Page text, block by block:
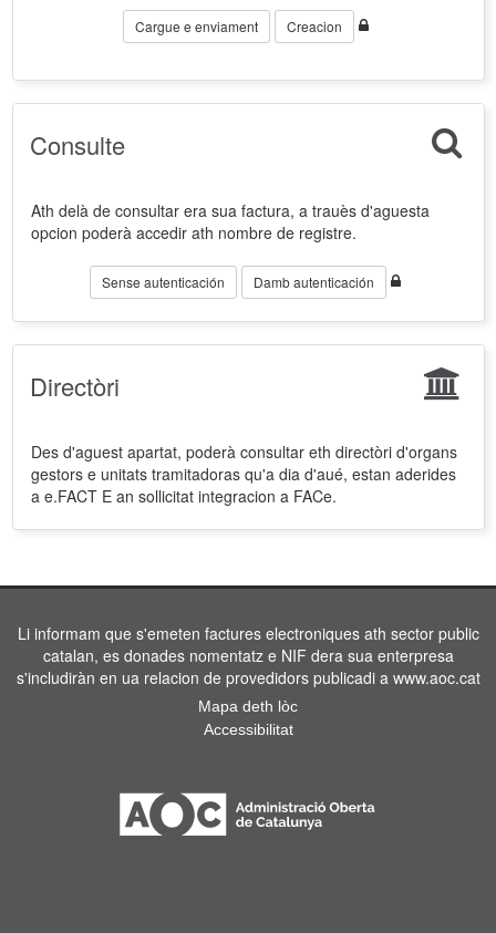
Cargue e enviament Creacion
Consulte
Ath delà de consultar era sua factura, a trauès d'aguesta
opcion poderà accedir ath nombre de registre.
Sense autenticación Damb autenticación
Directòri
Des d'aguest apartat, poderà consultar eth directòri d'organs
gestors e unitats tramitadoras qu'a dia d'aué, estan aderides
a e.FACT E an sollicitat integracion a FACe.
Li informam que s'emeten factures electroniques ath sector public
catalan, es donades nomentatz e NIF dera sua enterpresa
s'includiràn en ua relacion de provedidors publicadi a www.aoc.cat
Mapa deth lòc
Accessibilitat